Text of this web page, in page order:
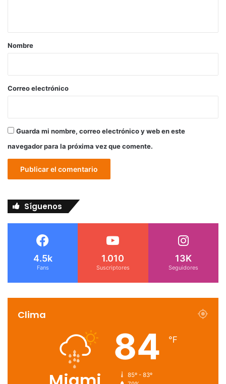
r
*
Nombre
Correo electrónico
Guarda mi nombre, correo electrónico y web en este
navegador para la próxima vez que comente.
Síguenos
4.5k
Fans
1.010
Suscriptores
13K
Seguidores
Clima
84 ℉
85º - 83º